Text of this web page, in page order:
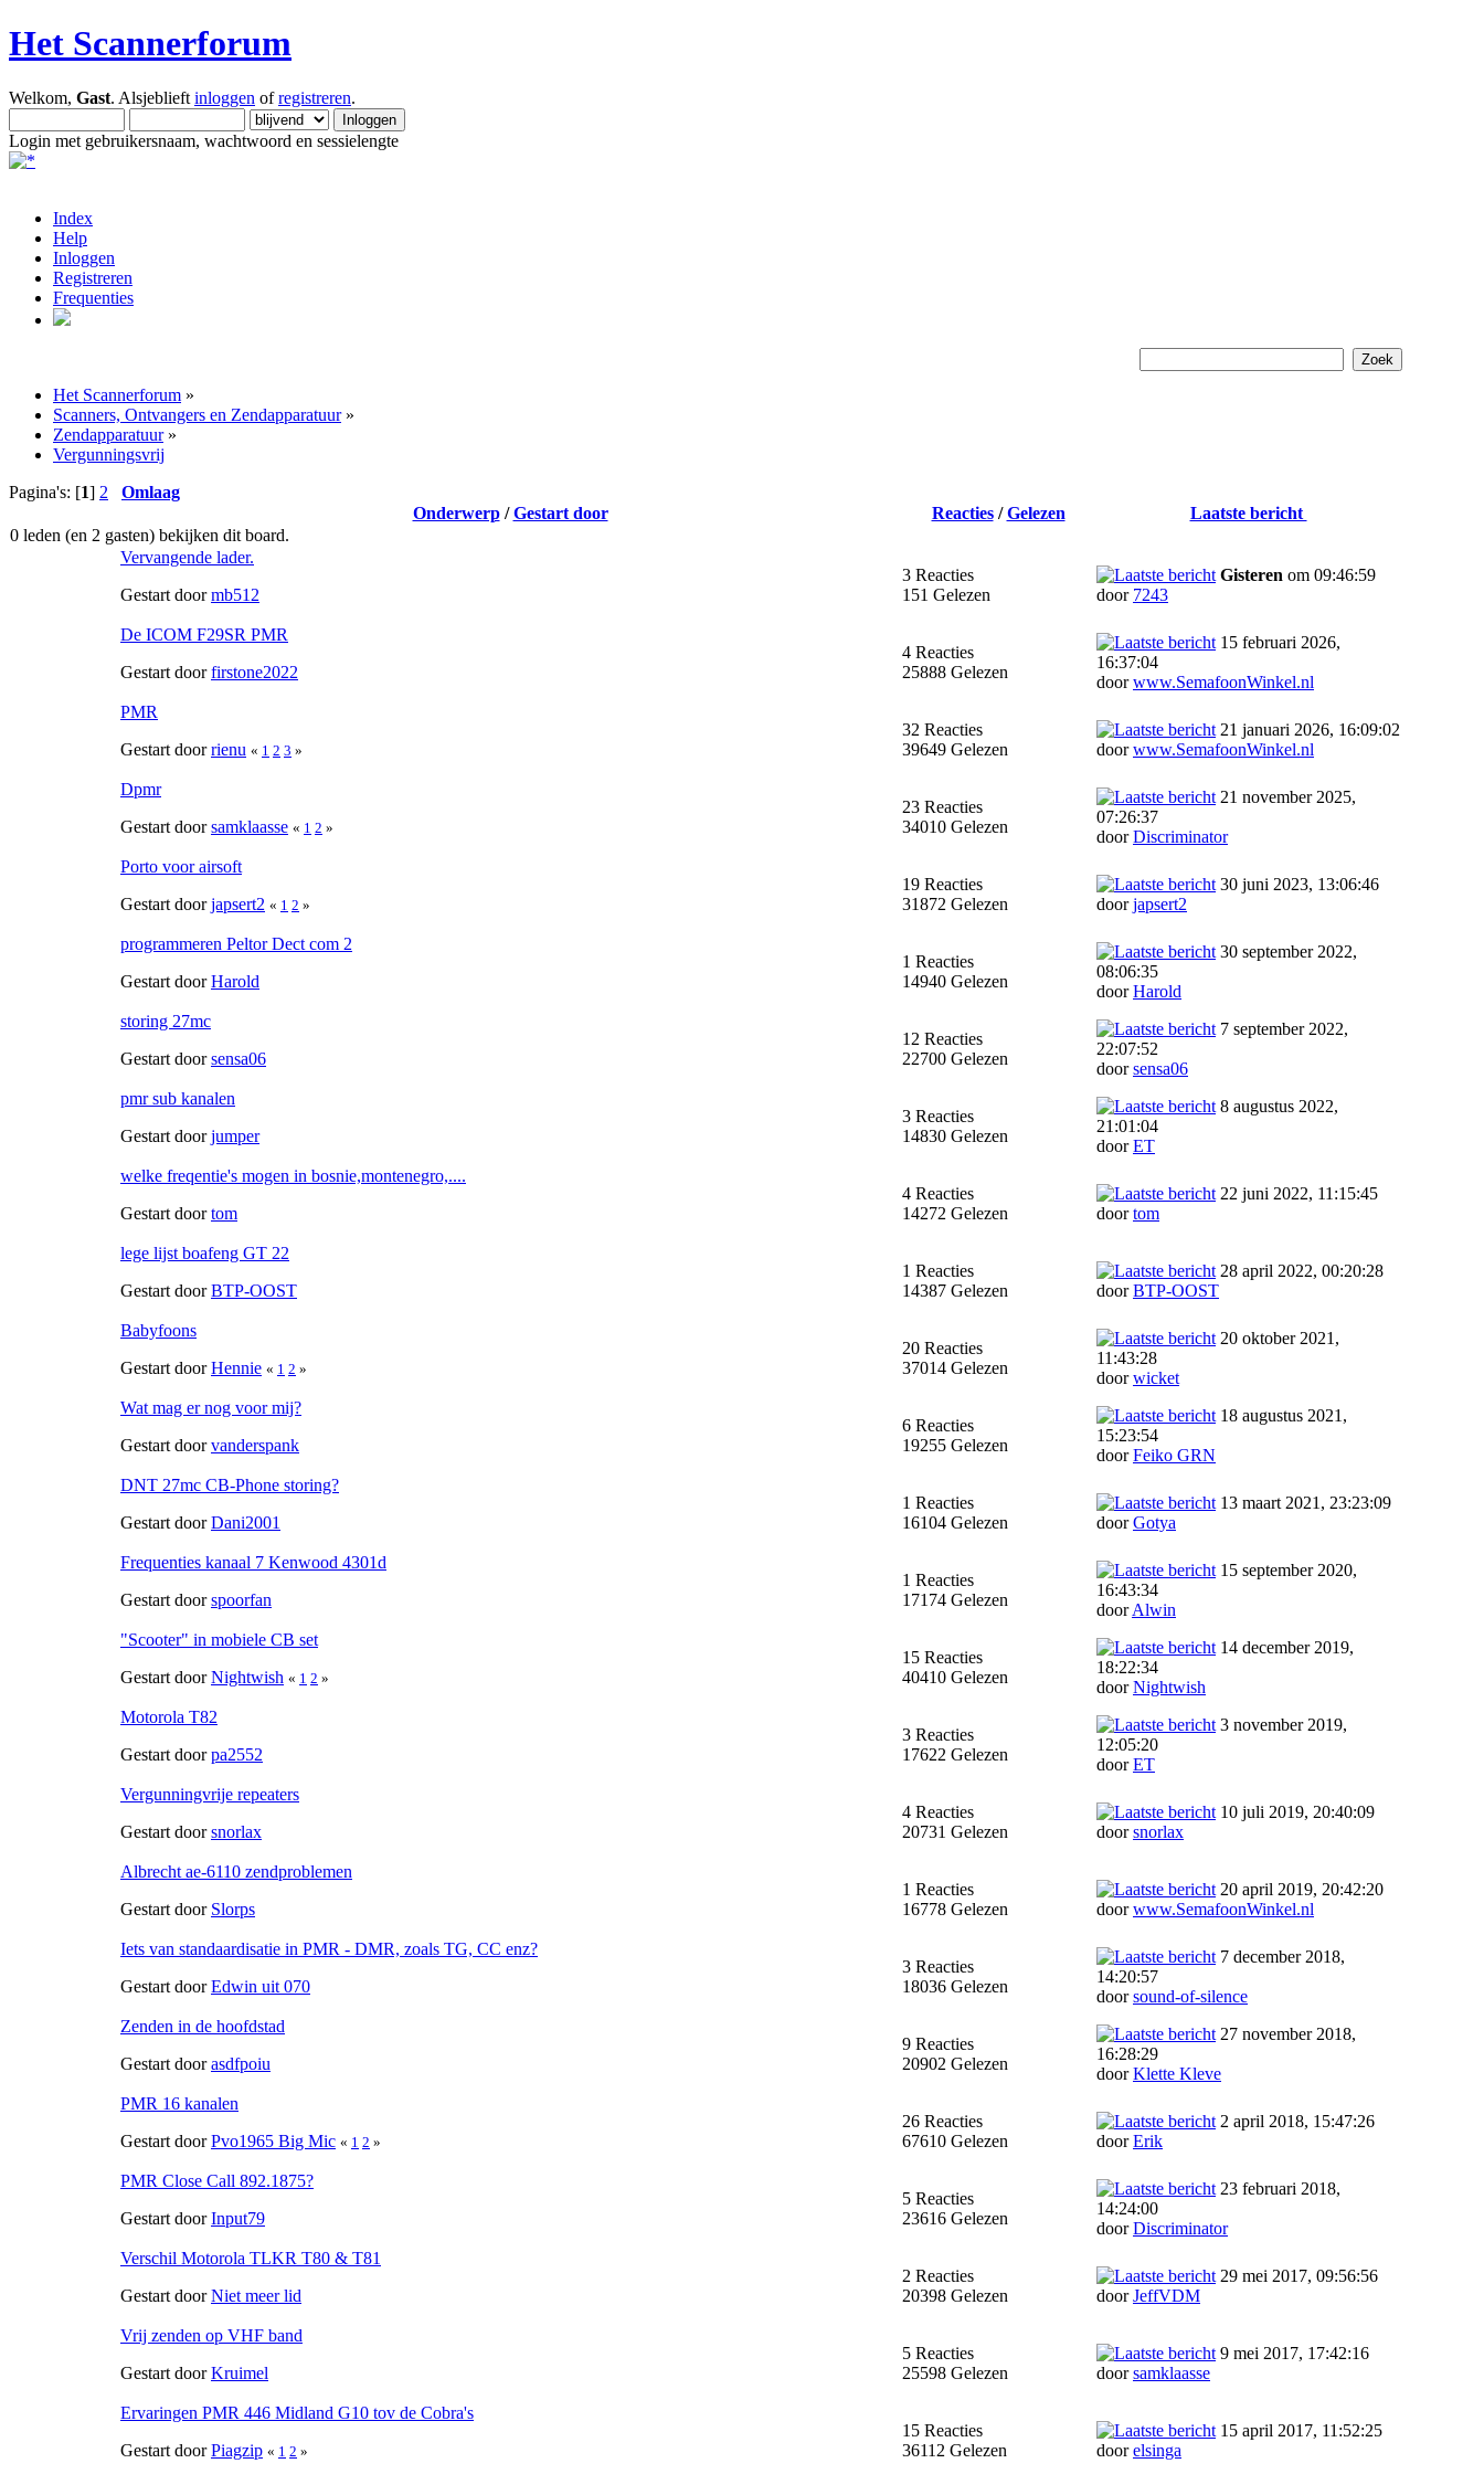
Het Scannerforum
Welkom, Gast. Alsjeblieft inloggen ofregistreren.
Login met gebruikersnaam, wachtwoord en sessielengte
Index
Help
Inloggen
Registreren
Frequenties
Het Scannerforum »
Scanners, Ontvangers en Zendapparatuur»
Zendapparatuur»
Vergunningsvrij
Pagina's: [1] 2
Omlaag
Onderwerp/Gestart door Reacties/Gelezen
Laatste bericht
0 leden (en 2 gasten) bekijken dit board.
Vervangende lader.
Gestart doormb512
3 Reacties
151 Gelezen
Gisteren om 09:46:59
door 7243
De ICOM F29SR PMR
Gestart doorfirstone2022
4 Reacties
25888 Gelezen
15 februari 2026,
16:37:04
doorwww.SemafoonWinkel.nl
PMR
Gestart doorrienu « 1 2 3 »
32 Reacties
39649 Gelezen
21 januari 2026, 16:09:02
doorwww.SemafoonWinkel.nl
Dpmr
Gestart doorsamklaasse « 1 2 »
23 Reacties
34010 Gelezen
21 november 2025,
07:26:37
doorDiscriminator
Porto voor airsoft
Gestart doorjapsert2 « 1 2 »
19 Reacties
31872 Gelezen
30 juni 2023, 13:06:46
doorjapsert2
programmeren Peltor Dect com 2
Gestart doorHarold
1 Reacties
14940 Gelezen
30 september 2022,
08:06:35
doorHarold
storing 27mc
Gestart doorsensa06
12 Reacties
22700 Gelezen
7 september 2022,
22:07:52
doorsensa06
pmr sub kanalen
Gestart doorjumper
3 Reacties
14830 Gelezen
8 augustus 2022,
21:01:04
doorET
welke freqentie's mogen in bosnie,montenegro,....
Gestart doortom
4 Reacties
14272 Gelezen
22 juni 2022, 11:15:45
doortom
lege lijst boafeng GT 22
Gestart doorBTP-OOST
1 Reacties
14387 Gelezen
28 april 2022, 00:20:28
doorBTP-OOST
Babyfoons
Gestart doorHennie « 1 2 »
20 Reacties
37014 Gelezen
20 oktober 2021,
11:43:28
doorwicket
Wat mag er nog voor mij?
Gestart doorvanderspank
6 Reacties
19255 Gelezen
18 augustus 2021,
15:23:54
doorFeiko GRN
DNT 27mc CB-Phone storing?
Gestart doorDani2001
1 Reacties
16104 Gelezen
13 maart 2021, 23:23:09
doorGotya
Frequenties kanaal 7 Kenwood 4301d
Gestart doorspoorfan
1 Reacties
17174 Gelezen
15 september 2020,
16:43:34
doorAlwin
"Scooter" in mobiele CB set
Gestart doorNightwish « 1 2 »
15 Reacties
40410 Gelezen
14 december 2019,
18:22:34
doorNightwish
Motorola T82
Gestart doorpa2552
3 Reacties
17622 Gelezen
3 november 2019,
12:05:20
doorET
Vergunningvrije repeaters
Gestart doorsnorlax
4 Reacties
20731 Gelezen
10 juli 2019, 20:40:09
doorsnorlax
Albrecht ae-6110 zendproblemen
Gestart door Slorps
1 Reacties
16778 Gelezen
20 april 2019, 20:42:20
doorwww.SemafoonWinkel.nl
Iets van standaardisatie in PMR - DMR, zoals TG, CC enz?
Gestart doorEdwin uit 070
3 Reacties
18036 Gelezen
7 december 2018,
14:20:57
doorsound-of-silence
Zenden in de hoofdstad
Gestart doorasdfpoiu
9 Reacties
20902 Gelezen
27 november 2018,
16:28:29
doorKlette Kleve
PMR 16 kanalen
Gestart doorPvo1965 Big Mic « 1 2 »
26 Reacties
67610 Gelezen
2 april 2018, 15:47:26
doorErik
PMR Close Call 892.1875?
Gestart doorInput79
5 Reacties
23616 Gelezen
23 februari 2018,
14:24:00
doorDiscriminator
Verschil Motorola TLKR T80 & T81
Gestart doorNiet meer lid
2 Reacties
20398 Gelezen
29 mei 2017, 09:56:56
doorJeffVDM
Vrij zenden op VHF band
Gestart doorKruimel
5 Reacties
25598 Gelezen
9 mei 2017, 17:42:16
doorsamklaasse
Ervaringen PMR 446 Midland G10 tov de Cobra's
Gestart doorPiagzip « 1 2 »
15 Reacties
36112 Gelezen
15 april 2017, 11:52:25
doorelsinga